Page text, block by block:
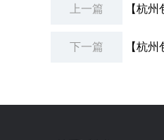
上一篇 【杭
下一篇 【杭